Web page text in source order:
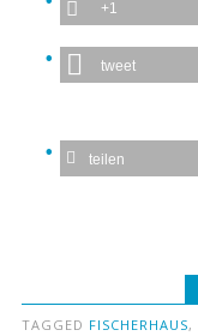
+1
tweet
teilen
TAGGED FISCHERHAUS,